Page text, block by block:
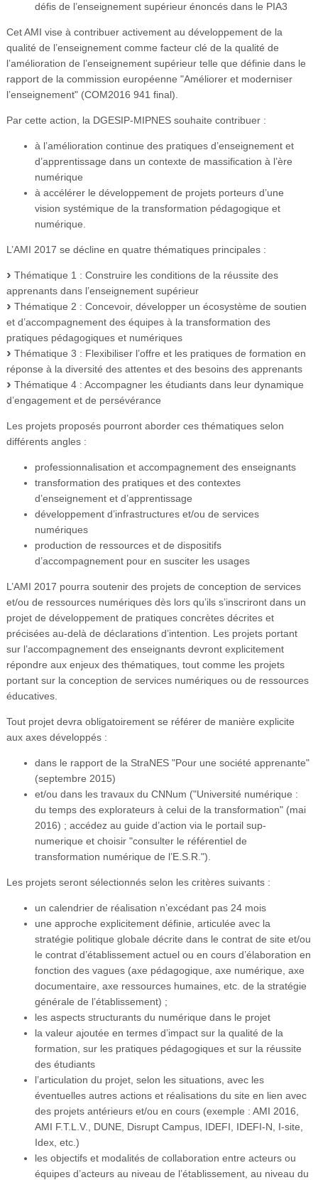
défis de l’enseignement supérieur énoncés dans le PIA3
Cet AMI vise à contribuer activement au développement de la
qualité de l’enseignement comme facteur clé de la qualité de
l’amélioration de l’enseignement supérieur telle que définie dans le
rapport de la commission européenne "Améliorer et moderniser
l’enseignement" (COM2016 941 final).
Par cette action, la DGESIP-MIPNES souhaite contribuer :
à l’amélioration continue des pratiques d’enseignement et
d’apprentissage dans un contexte de massification à l’ère
numérique
à accélérer le développement de projets porteurs d’une
vision systémique de la transformation pédagogique et
numérique.
L’AMI 2017 se décline en quatre thématiques principales :
Thématique 1 : Construire les conditions de la réussite des
apprenants dans l’enseignement supérieur
Thématique 2 : Concevoir, développer un écosystème de soutien
et d’accompagnement des équipes à la transformation des
pratiques pédagogiques et numériques
Thématique 3 : Flexibiliser l’offre et les pratiques de formation en
réponse à la diversité des attentes et des besoins des apprenants
Thématique 4 : Accompagner les étudiants dans leur dynamique
d’engagement et de persévérance
Les projets proposés pourront aborder ces thématiques selon
différents angles :
professionnalisation et accompagnement des enseignants
transformation des pratiques et des contextes
d’enseignement et d’apprentissage
développement d’infrastructures et/ou de services
numériques
production de ressources et de dispositifs
d’accompagnement pour en susciter les usages
L’AMI 2017 pourra soutenir des projets de conception de services
et/ou de ressources numériques dès lors qu’ils s’inscriront dans un
projet de développement de pratiques concrètes décrites et
précisées au-delà de déclarations d’intention. Les projets portant
sur l’accompagnement des enseignants devront explicitement
répondre aux enjeux des thématiques, tout comme les projets
portant sur la conception de services numériques ou de ressources
éducatives.
Tout projet devra obligatoirement se référer de manière explicite
aux axes développés :
dans le rapport de la StraNES "Pour une société apprenante"
(septembre 2015)
et/ou dans les travaux du CNNum ("Université numérique :
du temps des explorateurs à celui de la transformation" (mai
2016) ; accédez au guide d’action via le portail sup-
numerique et choisir "consulter le référentiel de
transformation numérique de l’E.S.R.").
Les projets seront sélectionnés selon les critères suivants :
un calendrier de réalisation n’excédant pas 24 mois
une approche explicitement définie, articulée avec la
stratégie politique globale décrite dans le contrat de site et/ou
le contrat d’établissement actuel ou en cours d’élaboration en
fonction des vagues (axe pédagogique, axe numérique, axe
documentaire, axe ressources humaines, etc. de la stratégie
générale de l’établissement) ;
les aspects structurants du numérique dans le projet
la valeur ajoutée en termes d’impact sur la qualité de la
formation, sur les pratiques pédagogiques et sur la réussite
des étudiants
l’articulation du projet, selon les situations, avec les
éventuelles autres actions et réalisations du site en lien avec
des projets antérieurs et/ou en cours (exemple : AMI 2016,
AMI F.T.L.V., DUNE, Disrupt Campus, IDEFI, IDEFI-N, I-site,
Idex, etc.)
les objectifs et modalités de collaboration entre acteurs ou
équipes d’acteurs au niveau de l’établissement, au niveau du